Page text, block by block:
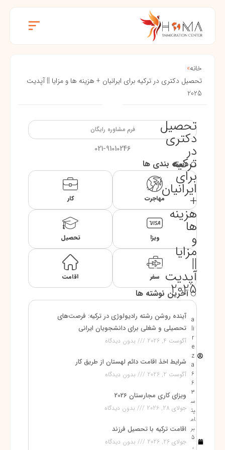
خانه»
تحصیل دکتری در ترکیه برای ایرانیان + هزینه ها و مزایا || آپدیت
2025
تحصیل
دکتری
در
ترکیه
برای
ایرانیان
+
هزینه
ها
و
مزایا
||
آپدیت
2025
a
li
r
e
z
a
6
6
3
س
پت
ام
بر
5
,
فرم مشاوره رایگان
021-91010246
دسته بندی ها
مهاجرت کار
ویزا تحصیل
سفر اقامت
آخرین نوشته ها
آینده روشن رشته رادیولوژی در ترکیه: فرصت‌های
تحصیلی و شغلی برای دانشجویان ایرانی
آگوست 4, 2026 بدون دیدگاه
شرایط اخذ اقامت دائم لهستان از طریق کار
آگوست 2, 2026 بدون دیدگاه
ویزای کاری مجارستان 2026
جولای 28, 2026 بدون دیدگاه
اقامت ترکیه با تحصیل فرزند
جولای 26, 2026 بدون دیدگاه